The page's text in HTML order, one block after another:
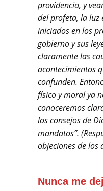
providencia, y
del profeta, la luz
iniciados en los
gobierno y sus
claramente las
acontecimientos
confunden.
físico y moral ya
conoceremos
los consejos de
mandatos”.
objeciones de los
Nunca me